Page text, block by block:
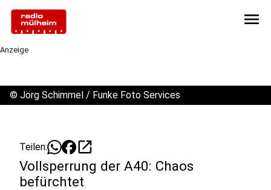
menu
Anzeige
© Jörg Schimmel / Funke Foto Services
Teilen: open_in_new
Vollsperrung der A40: Chaos
befürchtet